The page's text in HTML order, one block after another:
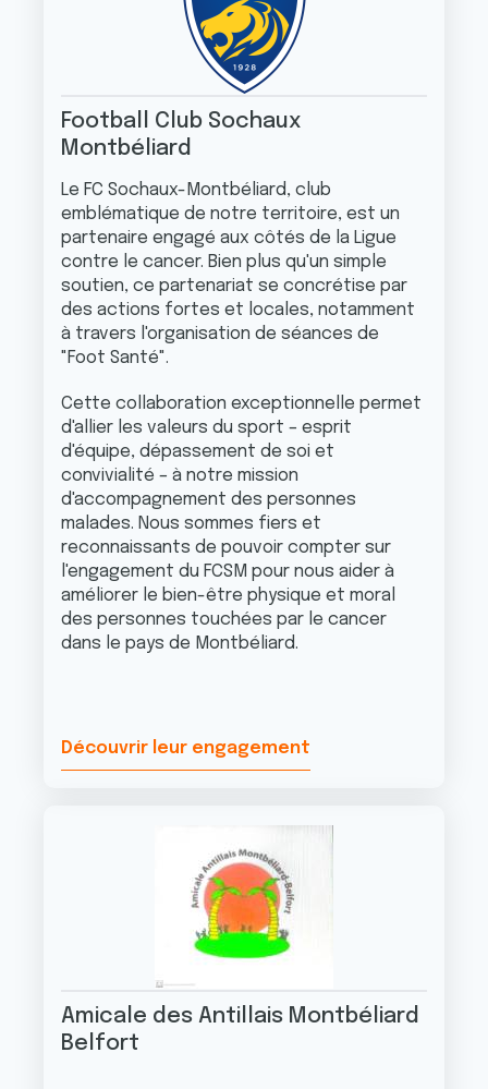
Football Club Sochaux
Montbéliard
Le FC Sochaux-Montbéliard, club
emblématique de notre territoire, est un
partenaire engagé aux côtés de la Ligue
contre le cancer. Bien plus qu'un simple
soutien, ce partenariat se concrétise par
des actions fortes et locales, notamment
à travers l'organisation de séances de
"Foot Santé".
Cette collaboration exceptionnelle permet
d'allier les valeurs du sport – esprit
d'équipe, dépassement de soi et
convivialité – à notre mission
d'accompagnement des personnes
malades. Nous sommes fiers et
reconnaissants de pouvoir compter sur
l'engagement du FCSM pour nous aider à
améliorer le bien-être physique et moral
des personnes touchées par le cancer
dans le pays de Montbéliard.
Découvrir leur engagement
Amicale des Antillais Montbéliard
Belfort